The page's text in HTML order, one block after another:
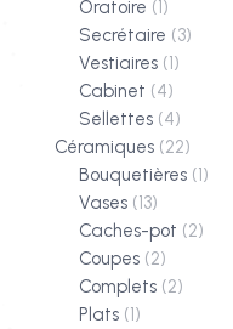
Oratoire (1)
Secrétaire (3)
Vestiaires (1)
Cabinet (4)
Sellettes (4)
Céramiques (22)
Bouquetières (1)
Vases (13)
Caches-pot (2)
Coupes (2)
Complets (2)
Plats (1)